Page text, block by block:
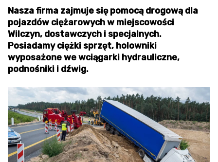
Nasza firma zajmuje się pomocą drogową dla
pojazdów ciężarowych w miejscowości
Wilczyn, dostawczych i specjalnych.
Posiadamy ciężki sprzęt, holowniki
wyposażone we wciągarki hydrauliczne,
podnośniki i dźwig.